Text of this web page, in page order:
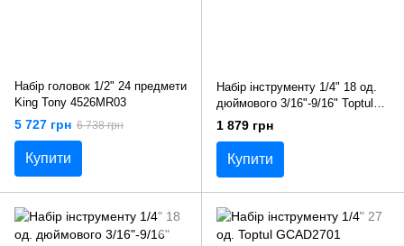
Набір головок 1/2" 24 предмети
King Tony 4526MR03
5 727 грн 6 738 грн
Купити
Набір інструменту 1/4" 18 од.
дюймового 3/16"-9/16" Toptul
GCAD1811
1 879 грн
Купити